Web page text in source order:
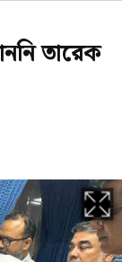
দুই
গড়তে
তারেক